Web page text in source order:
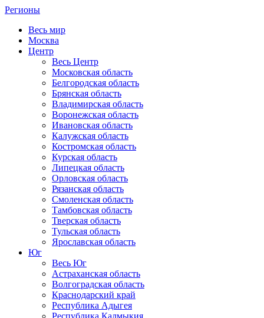
Регионы
Весь мир
Москва
Центр
Весь Центр
Московская область
Белгородская область
Брянская область
Владимирская область
Воронежская область
Ивановская область
Калужская область
Костромская область
Курская область
Липецкая область
Орловская область
Рязанская область
Смоленская область
Тамбовская область
Тверская область
Тульская область
Ярославская область
Юг
Весь Юг
Астраханская область
Волгоградская область
Краснодарский край
Республика Адыгея
Республика Калмыкия